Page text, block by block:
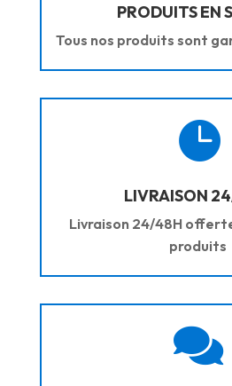
PRODUITS EN
Tous nos produits sont

LIVRAISON
Livraison 24/48H
produits
